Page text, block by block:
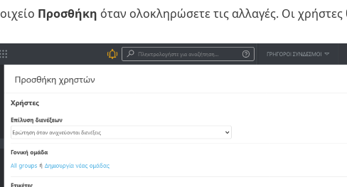
Προσθήκη όταν ολοκληρώσετε τις αλλαγές. Οι